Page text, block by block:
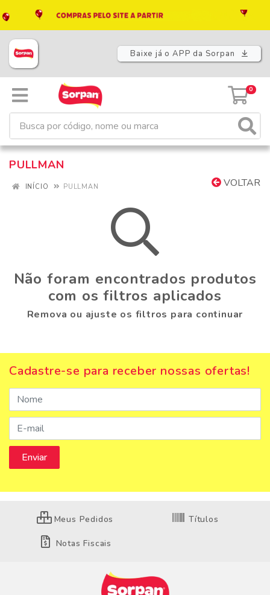
Baixe já o APP da Sorpan
0
PULLMAN
VOLTAR
INÍCIO PULLMAN
Não foram encontrados produtos
com os filtros aplicados
Remova ou ajuste os filtros para continuar
Cadastre-se para receber nossas ofertas!
Meus Pedidos Títulos
Notas Fiscais